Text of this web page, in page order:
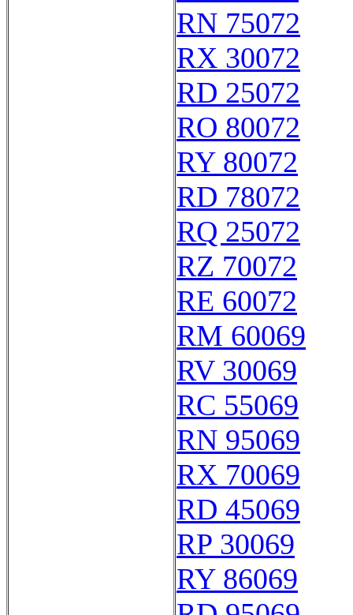
RN 75072
RX 30072
RD 25072
RO 80072
RY 80072
RD 78072
RQ 25072
RZ 70072
RE 60072
RM 60069
RV 30069
RC 55069
RN 95069
RX 70069
RD 45069
RP 30069
RY 86069